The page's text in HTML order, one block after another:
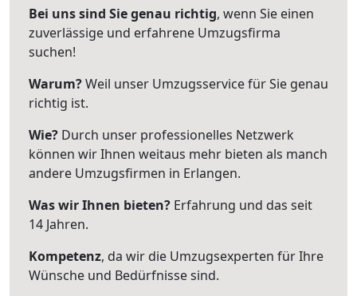
Bei uns sind Sie genau richtig, wenn Sie einen
zuverlässige und erfahrene Umzugsfirma
suchen!
Warum?Weil unser Umzugsservice für Sie genau
richtig ist.
Wie? Durch unser professionelles Netzwerk
können wir Ihnen weitaus mehr bieten als manch
andere Umzugsfirmen in Erlangen.
Was wir Ihnen bieten? Erfahrung und das seit
14 Jahren.
Kompetenz, da wir die Umzugsexperten für Ihre
Wünsche und Bedürfnisse sind.